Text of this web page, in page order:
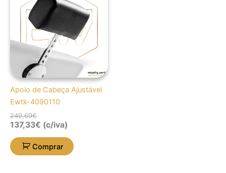
Apoio de Cabeça Ajustável
Ewtk-4090110
249,69€
249,69€.
137,33€.
137,33€ (c/iva)
Comprar